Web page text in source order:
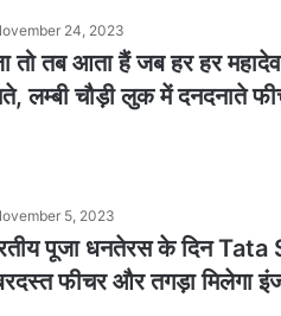
24, 2023
तो तब आता हैं जब हर हर
लम्बी चौड़ी लुक में दनदनाते
5, 2023
पूजा धनतेरस के दिन
फीचर और तगड़ा मिलेगा